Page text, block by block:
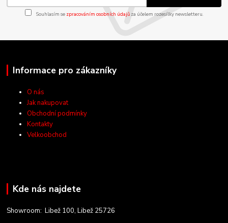
Souhlasím se zpracováním osobních údajůza účelem rozesílky newsletteru.
Informace pro zákazníky
O nás
Jak nakupovat
Obchodní podmínky
Kontakty
Velkoobchod
Kde nás najdete
Showroom: Libež 100, Libež 25726